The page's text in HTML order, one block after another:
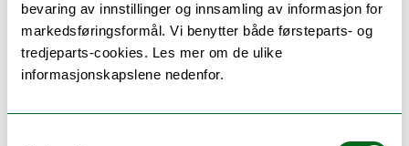
bevaring av innstillinger og innsamling av informasjon for
markedsføringsformål. Vi benytter både førsteparts- og
tredjeparts-cookies. Les mer om de ulike
informasjonskapslene nedenfor.
vanlig førsteamanuensis på Det juridiske fakultet
ved UiT i Tromsø.
FOTO: JØRN BERGER-NYVOLL / UIT
nominerte:Pris for innovativ formidling,